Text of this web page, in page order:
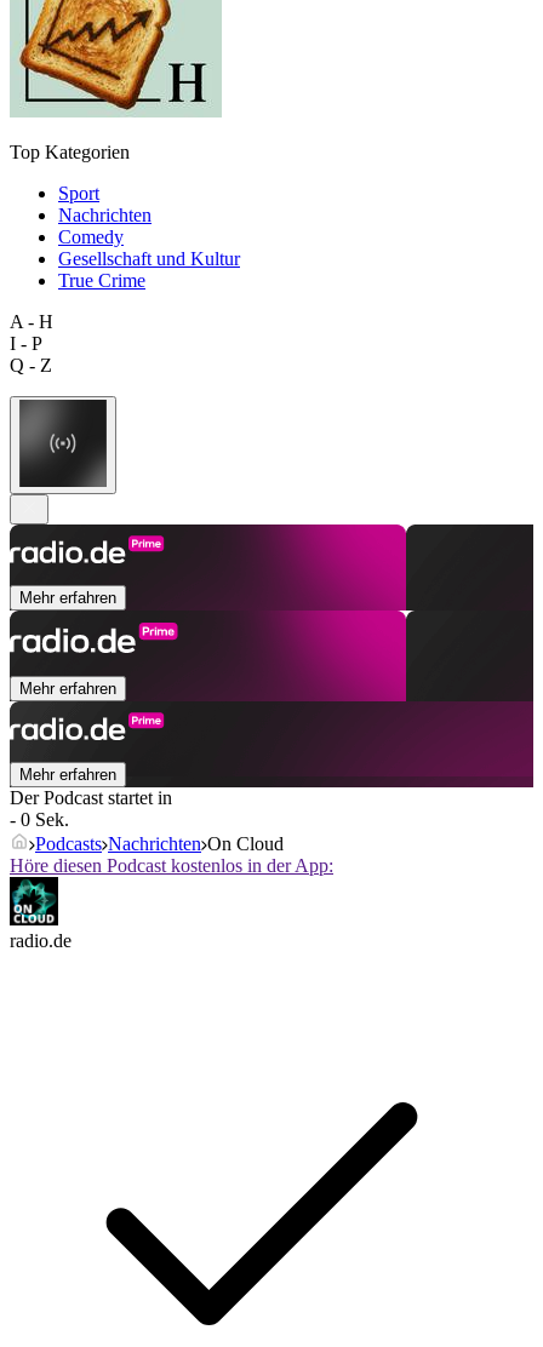
Top Kategorien
Sport
Nachrichten
Comedy
Gesellschaft und Kultur
True Crime
A - H
I - P
Q - Z
Mehr erfahren
Mehr erfahren
Mehr erfahren
Der Podcast startet in
- 0 Sek.
Podcasts Nachrichten On Cloud
Höre diesen Podcast kostenlos in der App:
radio.de